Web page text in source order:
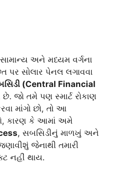
અને મધ્યમ વર્ગના
પર સોલાર પેનલ લગાવવા
(Central Financial
જો તમે પણ સ્માર્ટ રોકાણ
માંગો છો, તો આ
કારણ કે આમાં અમે
, સબસિડીનું માળખું અને
જેનાથી તમારી
નહીં થાય.